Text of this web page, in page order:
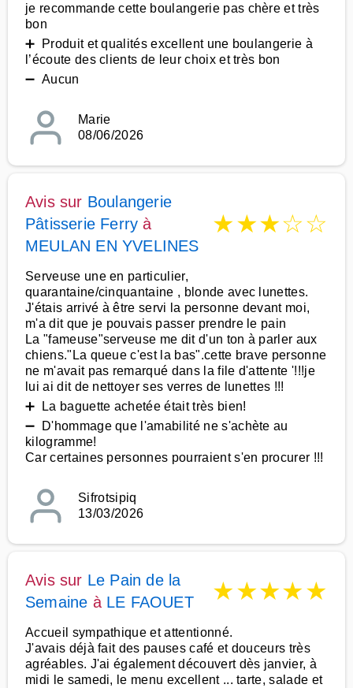
je recommande cette boulangerie pas chère et très
bon
➕ Produit et qualités excellent une boulangerie à
l’écoute des clients de leur choix et très bon
➖ Aucun
Marie
08/06/2026
Avis sur Boulangerie
Pâtisserie Ferry à
MEULAN EN YVELINES
★★★☆☆
Serveuse une en particulier,
quarantaine/cinquantaine , blonde avec lunettes.
J'étais arrivé à être servi la personne devant moi,
m'a dit que je pouvais passer prendre le pain
La "fameuse"serveuse me dit d'un ton à parler aux
chiens."La queue c'est la bas".cette brave personne
ne m'avait pas remarqué dans la file d'attente '!!!je
lui ai dit de nettoyer ses verres de lunettes !!!
➕ La baguette achetée était très bien!
➖ D'hommage que l'amabilité ne s'achète au
kilogramme!
Car certaines personnes pourraient s'en procurer !!!
Sifrotsipiq
13/03/2026
Avis sur Le Pain de la
Semaine à LE FAOUET ★★★★★
Accueil sympathique et attentionné.
J'avais déjà fait des pauses café et douceurs très
agréables. J'ai également découvert dès janvier, à
midi le samedi, le menu excellent ... tarte, salade et